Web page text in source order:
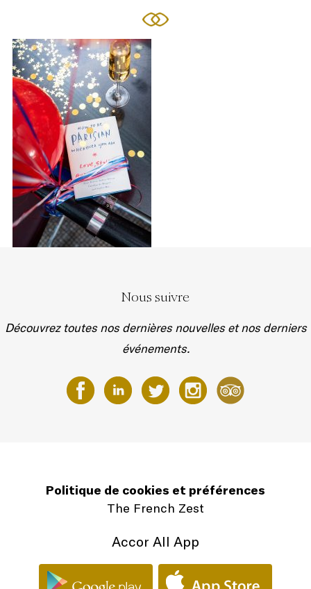
Nous suivre
Découvrez toutes nos dernières nouvelles et nos derniers
événements.
Politique de cookies et préférences
The French Zest
Accor All App